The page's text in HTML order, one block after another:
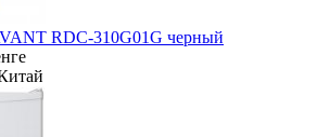
RDC-310G01G черный